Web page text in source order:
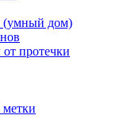
(умный дом)
протечки